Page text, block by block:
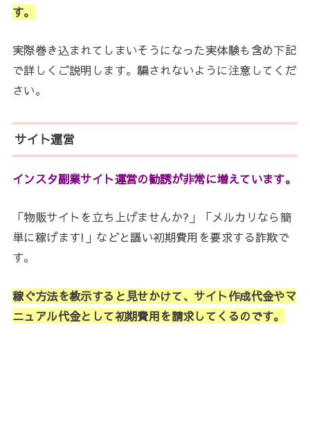
す。
実際巻き込まれてしまいそうになった実体験も含め下記
で詳しくご説明します。騙されないように注意してくだ
さい。
サイト運営
インスタ副業サイト運営の勧誘が非常に増えています。
「物販サイトを立ち上げませんか?」「メルカリなら簡
単に稼げます!」などと謳い初期費用を要求する詐欺で
す。
稼ぐ方法を教示すると見せかけて、サイト作成代金やマ
ニュアル代金として初期費用を請求してくるのです。